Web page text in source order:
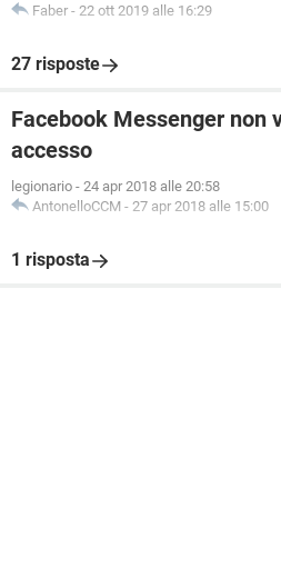
Faber - 22 ott 2019 alle 16:29
27 risposte
Facebook Messenger non
accesso
legionario - 24 apr 2018 alle 20:58
AntonelloCCM - 27 apr 2018 alle 15:00
1 risposta